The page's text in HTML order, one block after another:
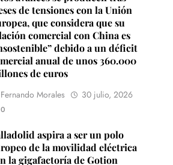
de tensiones con la Unión
que considera que su
comercial con China es
debido a un déficit
anual de unos 360.000
de euros
Fernando Morales 30 julio, 2026
0
aspira a ser un polo
de la movilidad eléctrica
la gigafactoría de Gotion